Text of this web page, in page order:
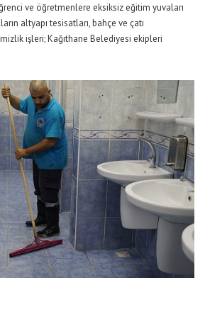
ve öğretmenlere eksiksiz eğitim yuvaları
altyapı tesisatları, bahçe ve çatı
işleri; Kağıthane Belediyesi ekipleri